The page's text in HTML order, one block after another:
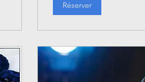
Réserver